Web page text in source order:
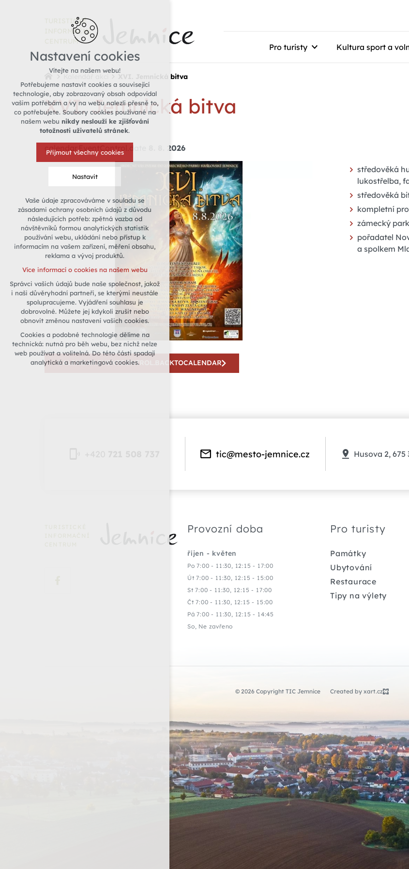
TURISTICKÉ
INFORMAČNÍ
CENTRUM
Pro turisty Kultura sport a
XVI. Jemnická bitva
XVI. Jemnická bitva
calendar.EventControl.date 8. 8. 2026
středověká
lukostřelba,
středověká
kompletní
zámecký park
pořadatel
a spolkem
CALENDAR.EVENTCONTROL.BACKTOCALENDAR
tic@mesto-jemnice.cz Husova 2, 675
Provozní doba
říjen - květen
Po 7:00 - 11:30, 12:15 - 17:00
Út 7:00 - 11:30, 12:15 - 15:00
St 7:00 - 11:30, 12:15 - 17:00
Čt 7:00 - 11:30, 12:15 - 15:00
Pá 7:00 - 11:30, 12:15 - 14:45
So, Ne zavřeno
Pro turisty
Památky
Ubytování
Restaurace
Tipy na výlety
© 2026 Copyright TIC Jemnice Created by xart.cz
Nastavení cookies
Vítejte na našem webu!
Potřebujeme nastavit cookies a související
technologie, aby zobrazovaný obsah odpovídal
vašim potřebám a vy na webu nalezli přesně to,
co potřebujete. Soubory cookies používané na
našem webu nikdy neslouží ke zjišťování
totožnosti uživatelů stránek.
Přijmout všechny cookies
Nastavit
Technická cookies
nutná pro provozování webu
udržení kontextu stránek (session):
případná přihlášení, volby jazyka, apod.
Volitelná cookies
vyhodnocení návštěvnosti
marketingová cookies (Google)
Více informací o cookies na našem webu
Odmítnout vše
Vaše údaje zpracováváme v souladu se
zásadami ochrany osobních údajů z důvodu
následujících potřeb: zpětná vazba od
návštěvníků formou analytických statistik
používání webu, ukládání nebo přístup k
informacím na vašem zařízení, měření obsahu,
reklama a vývoj produktů.
Více informací o cookies na našem webu
Správci vašich údajů bude naše společnost, jakož
i naši důvěryhodní partneři, se kterými neustále
spolupracujeme. Vyjádření souhlasu je
dobrovolné. Můžete jej kdykoli zrušit nebo
obnovit změnou nastavení vašich cookies.
Cookies a podobné technologie dělíme na
technická: nutná pro běh webu, bez nichž nelze
web používat a volitelná. Do této části spadají
analytická a marketingová cookies.